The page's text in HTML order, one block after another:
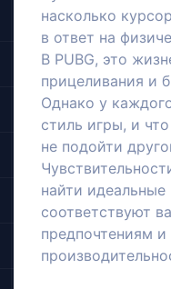
насколько
в ответ на
В PUBG, это
прицеливания и
Однако у
стиль игры, и
не подойти
найти
соответствуют
предпочтениям